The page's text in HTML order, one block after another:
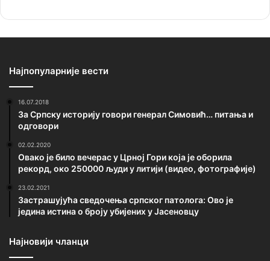
Најпопуларније вести
16.07.2018
За Српску историју говори генерал Симовић… питања и
одговори
02.02.2020
Овако је било вечерас у Црној Гори која је оборила
рекорд, око 250000 људи у литији (видео, фотографије)
23.02.2021
Застрашујућа сведочења српског патолога: Ово је
једина истина о броју убијених у Јасеновцу
Најновији чланци